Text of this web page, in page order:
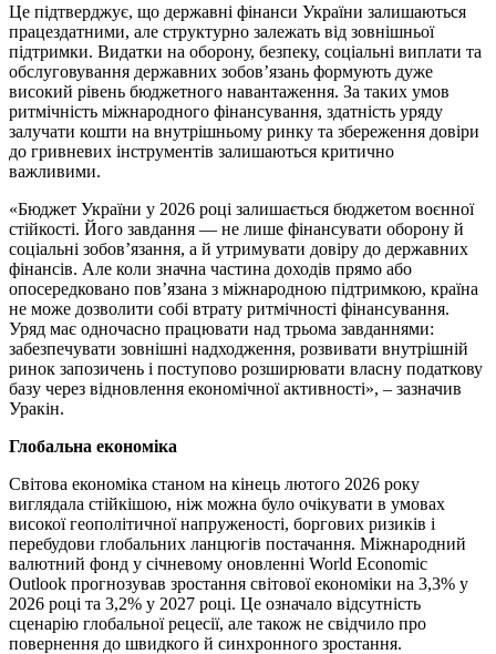
Це підтверджує, що державні фінанси України залишаються
працездатними, але структурно залежать від зовнішньої
підтримки. Видатки на оборону, безпеку, соціальні виплати та
обслуговування державних зобов’язань формують дуже
високий рівень бюджетного навантаження. За таких умов
ритмічність міжнародного фінансування, здатність уряду
залучати кошти на внутрішньому ринку та збереження довіри
до гривневих інструментів залишаються критично
важливими.
«Бюджет України у 2026 році залишається бюджетом воєнної
стійкості. Його завдання — не лише фінансувати оборону й
соціальні зобов’язання, а й утримувати довіру до державних
фінансів. Але коли значна частина доходів прямо або
опосередковано пов’язана з міжнародною підтримкою, країна
не може дозволити собі втрату ритмічності фінансування.
Уряд має одночасно працювати над трьома завданнями:
забезпечувати зовнішні надходження, розвивати внутрішній
ринок запозичень і поступово розширювати власну податкову
базу через відновлення економічної активності», – зазначив
Уракін.
Глобальна економіка
Світова економіка станом на кінець лютого 2026 року
виглядала стійкішою, ніж можна було очікувати в умовах
високої геополітичної напруженості, боргових ризиків і
перебудови глобальних ланцюгів постачання. Міжнародний
валютний фонд у січневому оновленні World Economic
Outlook прогнозував зростання світової економіки на 3,3% у
2026 році та 3,2% у 2027 році. Це означало відсутність
сценарію глобальної рецесії, але також не свідчило про
повернення до швидкого й синхронного зростання.